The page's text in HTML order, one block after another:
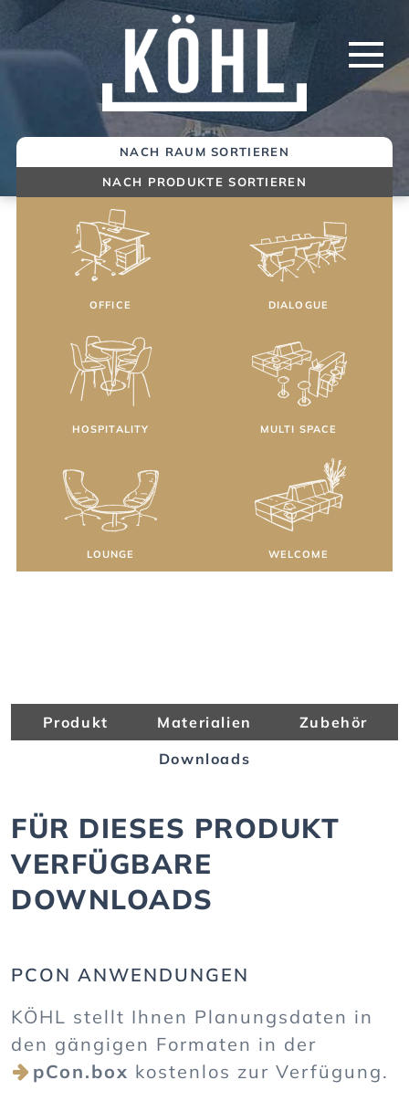
Springe
zum
Inhalt
NACH RAUM SORTIEREN
NACH PRODUKTE SORTIEREN
OFFICE DIALOGUE
HOSPITALITY MULTI SPACE
LOUNGE WELCOME
Produkt Materialien
Zubehör
Downloads
FÜR DIESES PRODUKT
VERFÜGBARE
DOWNLOADS
PCON ANWENDUNGEN
KÖHL stellt Ihnen Planungsdaten in
den gängigen Formaten in der
pCon.box kostenlos zur Verfügung.